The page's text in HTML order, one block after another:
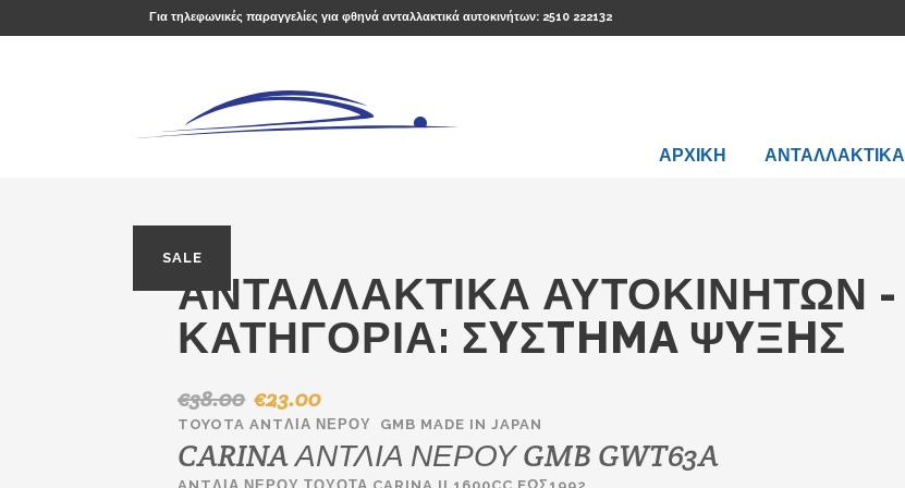
Για τηλεφωνικές παραγγελίες για φθηνά ανταλλακτικά αυτοκινήτων: 2510 222132
ΑΡΧΙΚΗ ΑΝΤΑΛΛΑΚΤΙΚΑ
SALE
ΑΝΤΑΛΛΑΚΤΙΚΆ ΑΥΤΟΚΙΝΉΤΩΝ -
ΚΑΤΗΓΟΡΊΑ: ΣYΣTHMA ΨYΞHΣ
€38.00 Original
price
was:
€23.00Η
τρέχουσα
τιμή
TOYOTA ANTΛΙΑ ΝΕΡΟΥ GMB MADE IN JAPAN
CARINA ΑΝΤΛΙΑ ΝΕΡΟΥ GMB GWT63A